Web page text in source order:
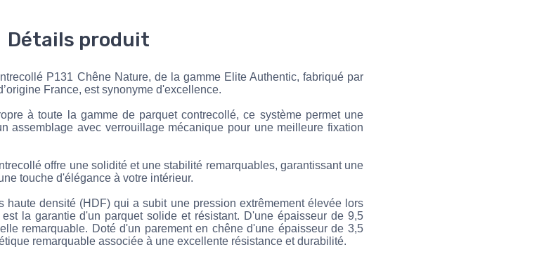
Détails produit
P131 Chêne Nature, de la gamme Elite Authentic, fabriqué par
France, est synonyme d'excellence.
à toute la gamme de parquet contrecollé, ce système permet une
assemblage avec verrouillage mécanique pour une meilleure fixation
offre une solidité et une stabilité remarquables, garantissant une
touche d'élégance à votre intérieur.
haute densité (HDF) qui a subit une pression extrêmement élevée lors
la garantie d'un parquet solide et résistant. D'une épaisseur de 9,5
remarquable. Doté d'un parement en chêne d'une épaisseur de 3,5
remarquable associée à une excellente résistance et durabilité.